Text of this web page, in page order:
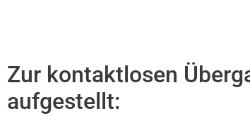
Zur kontaktlosen
aufgestellt: